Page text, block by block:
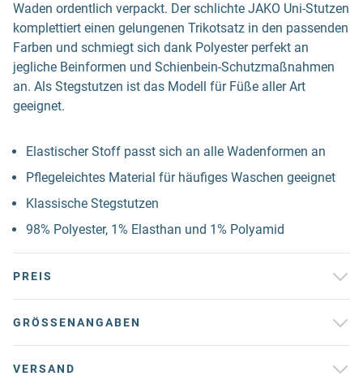
Waden ordentlich verpackt. Der schlichte JAKO Uni-Stutzen
komplettiert einen gelungenen Trikotsatz in den passenden
Farben und schmiegt sich dank Polyester perfekt an
jegliche Beinformen und Schienbein-Schutzmaßnahmen
an. Als Stegstutzen ist das Modell für Füße aller Art
geeignet.
Elastischer Stoff passt sich an alle Wadenformen an
Pflegeleichtes Material für häufiges Waschen geeignet
Klassische Stegstutzen
98% Polyester, 1% Elasthan und 1% Polyamid
PREIS
GRÖSSENANGABEN
VERSAND